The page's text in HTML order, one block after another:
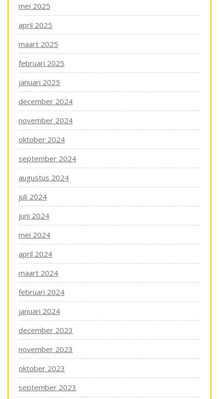
mei 2025
april 2025
maart 2025
februari 2025
januari 2025
december 2024
november 2024
oktober 2024
september 2024
augustus 2024
juli 2024
juni 2024
mei 2024
april 2024
maart 2024
februari 2024
januari 2024
december 2023
november 2023
oktober 2023
september 2023